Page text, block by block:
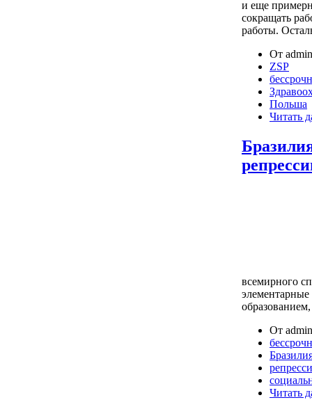
и еще
сокращать
работы.
От
ZSP
Польша
Читать
всемирного
От
Читать